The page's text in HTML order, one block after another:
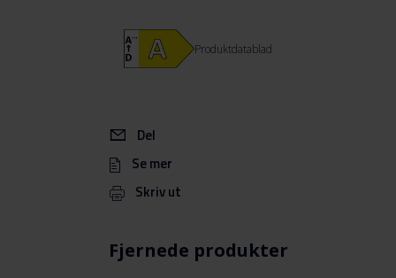
Fjernede produkter
Del
Se mer
Skriv ut
Produktdatablad